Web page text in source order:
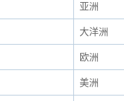
亚洲
大洋洲
欧洲
美洲